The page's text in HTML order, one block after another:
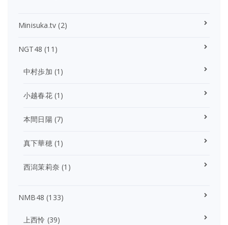
Minisuka.tv (2)
NGT48 (11)
中村歩加 (1)
小越春花(1)
本間日陽(7)
真下華穂(1)
西潟茉莉奈 (1)
NMB48 (133)
上西怜 (39)